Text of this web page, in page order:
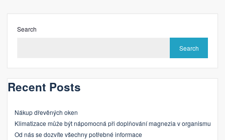
Search
Search
Recent Posts
Nákup dřevěných oken
Klimatizace může být nápomocná při doplňování magnezia v organismu
Od nás se dozvíte všechny potřebné informace